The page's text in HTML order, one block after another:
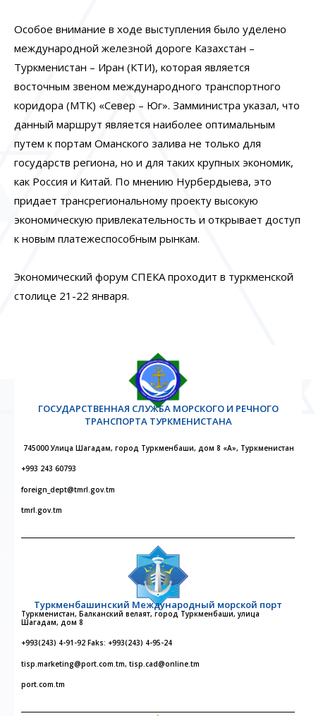
Особое внимание в ходе выступления было уделено
международной железной дороге Казахстан –
Туркменистан – Иран (КТИ), которая является
восточным звеном международного транспортного
коридора (МТК) «Север – Юг». Замминистра указал, что
данный маршрут является наиболее оптимальным
путем к портам Оманского залива не только для
государств региона, но и для таких крупных экономик,
как Россия и Китай. По мнению Нурбердыева, это
придает трансрегиональному проекту высокую
экономическую привлекательность и открывает доступ
к новым платежеспособным рынкам.
Экономический форум СПЕКА проходит в туркменской
столице 21-22 января.
ГОСУДАРСТВЕННАЯ СЛУЖБА МОРСКОГО И РЕЧНОГО
ТРАНСПОРТА ТУРКМЕНИСТАНА
745000 Улица Шагадам, город Туркменбаши, дом 8 «А», Туркменистан
+993 243 60793
foreign_dept@tmrl.gov.tm
tmrl.gov.tm
Туркменбашинский Международный морской порт
Туркменистан, Балканский велаят, город Туркменбаши, улица
Шагадам, дом 8
+993(243) 4-91-92 Faks: +993(243) 4-95-24
tisp.marketing@port.com.tm, tisp.cad@online.tm
port.com.tm